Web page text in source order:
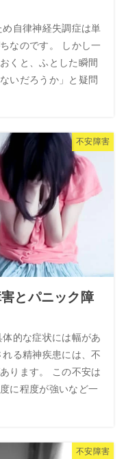
自律神経失調症は単
なのです。 しかし一
くと、ふとした瞬間
いだろうか」と疑問
不安障害
とパニック障
的な症状には幅があ
る精神疾患には、不
ります。 この不安は
に程度が強いなど一
不安障害